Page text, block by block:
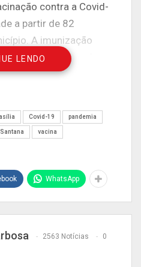
contra a Covid-
a partir de 82
A imunização
em dois pontos de
sistemas Drive-Thru: em
nos horários de 9h
da vacina, é
documento de
foto e a data de
do SUS e comprovante
acamados
a Prefeitura
Municipal de
LENDO
Covid-19 pandemia
vacina
WhatsApp
2563 Notícias 0